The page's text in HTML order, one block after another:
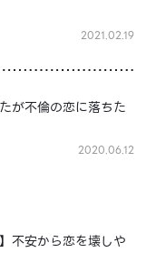
2021.02.19
が不倫の恋に落ちた
2020.06.12
不安から恋を壊しや